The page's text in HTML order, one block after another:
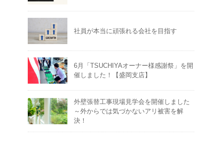
社員が本当に頑張れる会社を目指す
6月「TSUCHIYAオーナー様感謝祭」を開
催しました！【盛岡支店】
外壁張替工事現場見学会を開催しました
～外からでは気づかないアリ被害を解
決！